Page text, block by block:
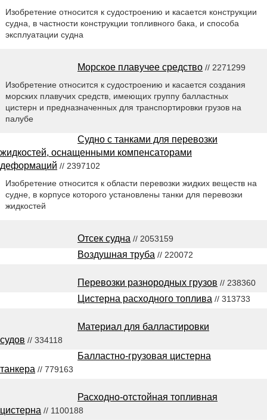
Изобретение относится к судостроению и касается конструкции
судна, в частности конструкции топливного бака, и способа
эксплуатации судна
Морское плавучее средство // 2271299
Изобретение относится к судостроению и касается создания
морских плавучих средств, имеющих группу балластных
цистерн и предназначенных для транспортировки грузов на
палубе
Судно с танками для перевозки
жидкостей, оснащенными компенсаторами
деформаций // 2397102
Изобретение относится к области перевозки жидких веществ на
судне, в корпусе которого установлены танки для перевозки
жидкостей
Отсек судна // 2053159
Воздушная труба // 220072
Перевозки разнородных грузов // 238360
Цистерна расходного топлива // 313733
Материал для балластировки
судов // 334118
Балластно-грузовая цистерна
танкера // 779163
Расходно-отстойная топливная
цистерна // 1100188